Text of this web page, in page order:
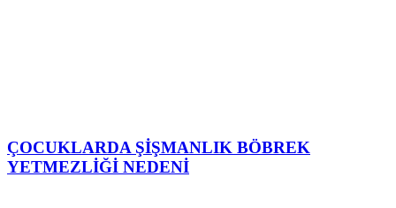
ÇOCUKLARDA ŞİŞMANLIK BÖBREK
YETMEZLİĞİ NEDENİ